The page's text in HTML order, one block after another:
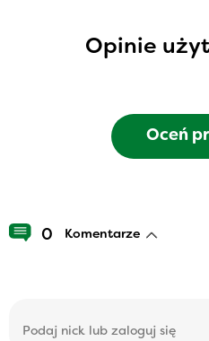
Opinie
Oceń
0 Komentarze